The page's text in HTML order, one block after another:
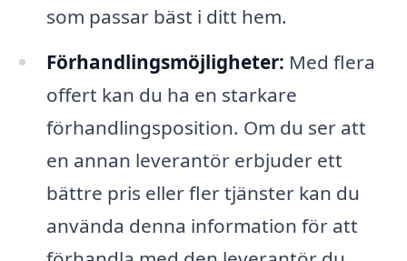
som passar bäst i ditt hem.
Förhandlingsmöjligheter: Med flera
offert kan du ha en starkare
förhandlingsposition. Om du ser att
en annan leverantör erbjuder ett
bättre pris eller fler tjänster kan du
använda denna information för att